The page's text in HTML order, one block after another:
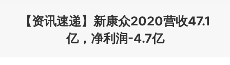
【资讯速递】新康众2020营收47.1
亿，净利润-4.7亿